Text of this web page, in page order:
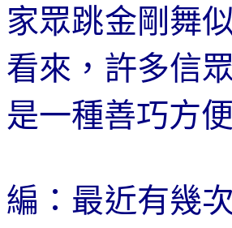
家眾跳金剛舞
看來，許多信
是一種善巧方便
編：最近有幾